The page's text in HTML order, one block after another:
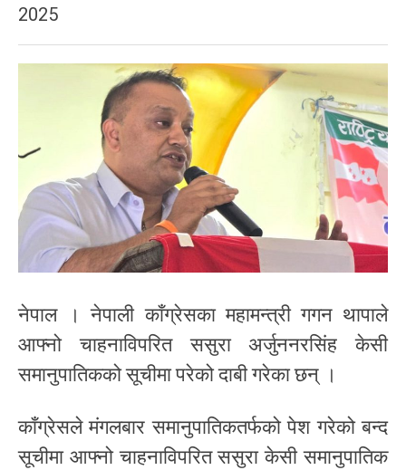
2025
नेपाल । नेपाली काँग्रेसका महामन्त्री गगन थापाले
आफ्नो चाहनाविपरित ससुरा अर्जुननरसिंह केसी
समानुपातिकको सूचीमा परेको दाबी गरेका छन् ।
काँग्रेसले मंगलबार समानुपातिकतर्फको पेश गरेको बन्द
सूचीमा आफ्नो चाहनाविपरित ससुरा केसी समानुपातिक